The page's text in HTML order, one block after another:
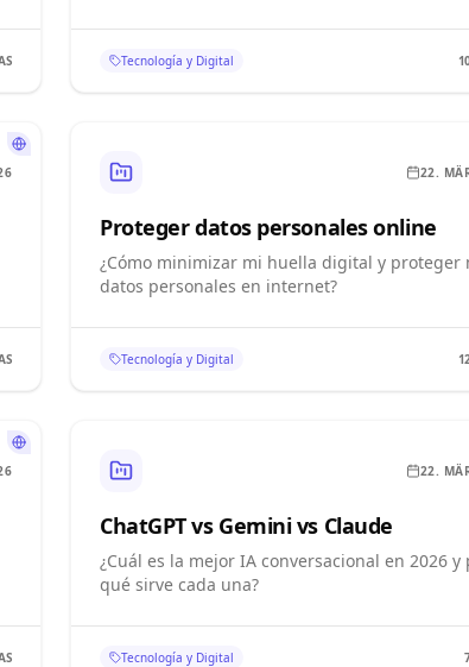
Tecnología y Digital
22.
Proteger datos personales online
¿Cómo minimizar mi huella digital y proteger
datos personales en internet?
Tecnología y Digital 12
22.
ChatGPT vs Gemini vs Claude
¿Cuál es la mejor IA conversacional en 2026 y
qué sirve cada una?
Tecnología y Digital